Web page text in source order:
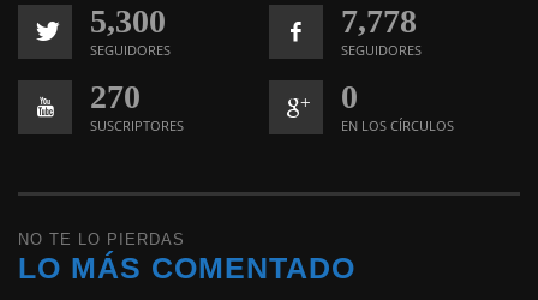
5,300
SEGUIDORES
7,778
SEGUIDORES
270
SUSCRIPTORES
0
EN LOS CÍRCULOS
NO TE LO PIERDAS
LO MÁS COMENTADO